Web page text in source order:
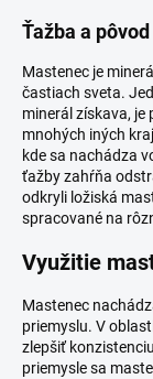
Ťažba a
Mastenec je
častiach sveta.
minerál získava,
mnohých iných
kde sa nachádza
ťažby zahŕňa
odkryli ložiská
spracované na
Využitie
Mastenec
priemyslu. V
zlepšiť
priemysle sa